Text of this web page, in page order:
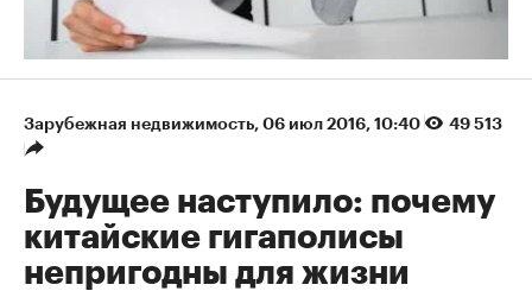
Зарубежная недвижимость⁠, 06 июл 2016, 10:40 49 513
Будущее наступило: почему
китайские гигаполисы
непригодны для жизни